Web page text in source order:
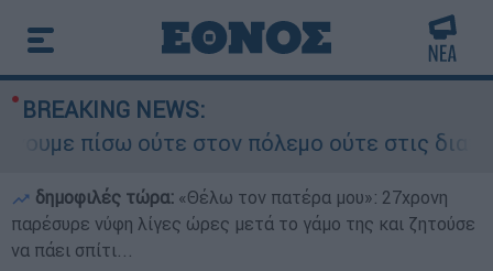
BREAKING NEWS:
ούτε στον πόλεμο ούτε στις
δημοφιλές τώρα: «Θέλω τον πατέρα μου»: 27χρονη
παρέσυρε νύφη λίγες ώρες μετά το γάμο της και ζητούσε
να πάει σπίτι...